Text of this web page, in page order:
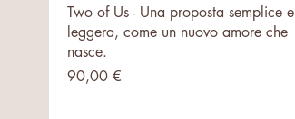
Vista rapida
Two of Us - Una proposta semplice e
leggera, come un nuovo amore che
nasce.
Prezzo
90,00 €